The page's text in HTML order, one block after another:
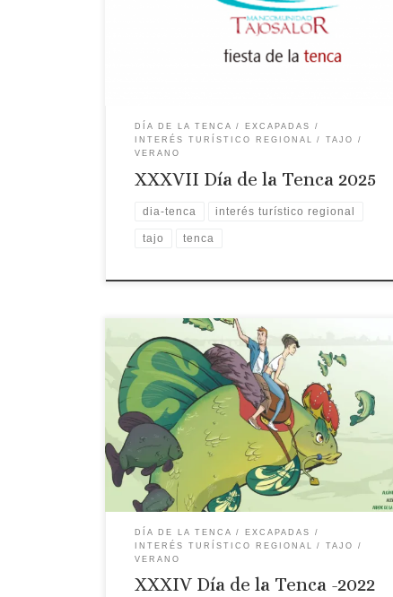
actividades teniendo como ejes centrales la
degustación, concurso de pesca, concurso
gastronómico y entrega de la tenca de oro. Se
DÍA DE LA TENCA
EXCAPADAS
INTERÉS TURÍSTICO REGIONAL
TAJO
VERANO
XXXVII Día de la Tenca 2025
dia-tenca interés turístico regional
tajo tenca
Fecha: 27 de agosto de 2022 Fiesta declarada de
Interés Turístico Regional Localidad: Villa del Rey
Programa: La Fiesta de la Tenca, declarada de
Interés Turístico Gastronómico de Extremadura.
Desde 1989 a finales de agosto se unen los
pueblos de la Mancomunidad cacereña del Tajo-
Salor en torno a la Tenca. Programa: […]
DÍA DE LA TENCA
EXCAPADAS
INTERÉS TURÍSTICO REGIONAL
TAJO
VERANO
XXXIV Día de la Tenca -2022